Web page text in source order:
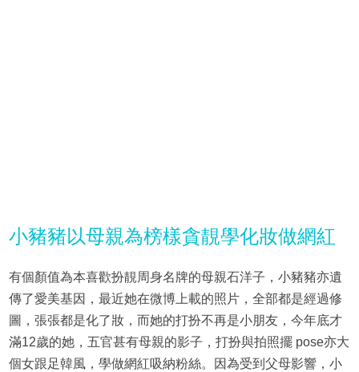
小豬豬以母親為榜樣貪靚學化妝做網紅
有個顏值為本喜歡扮靚周身名牌的母親石洋子，小豬豬亦遺
傳了愛美基因，最近她在微博上載的照片，全部都是經過修
圖，張張都是化了妝，而她的打扮不再是小朋友，今年底才
滿12歲的她，五官甚有母親的影子，打扮與拍照擺 pose亦大
個女跟足韓風，學做網紅吸納粉絲。因為受到父母影響，小